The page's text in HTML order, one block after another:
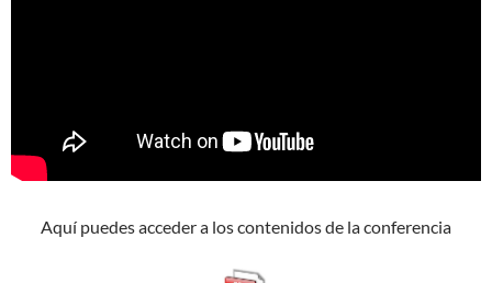
Aquí puedes acceder a los contenidos de la conferencia